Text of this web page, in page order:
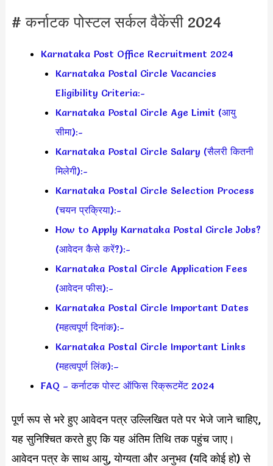
# कर्नाटक पोस्टल सर्कल वैकेंसी 2024
Karnataka Post Office Recruitment 2024
Karnataka Postal Circle Vacancies
Eligibility Criteria:-
Karnataka Postal Circle Age Limit (आयु
सीमा):-
Karnataka Postal Circle Salary (सैलरी कितनी
मिलेगी):-
Karnataka Postal Circle Selection Process
(चयन प्रक्रिया):-
How to Apply Karnataka Postal Circle Jobs?
(आवेदन कैसे करें?):-
Karnataka Postal Circle Application Fees
(आवेदन फीस):-
Karnataka Postal Circle Important Dates
(महत्वपूर्ण दिनांक):-
Karnataka Postal Circle Important Links
(महत्वपूर्ण लिंक):–
FAQ – कर्नाटक पोस्ट ऑफिस रिक्रूटमेंट 2024
पूर्ण रूप से भरे हुए आवेदन पत्र उल्लिखित पते पर भेजे जाने चाहिए,
यह सुनिश्चित करते हुए कि यह अंतिम तिथि तक पहुंच जाए।
आवेदन पत्र के साथ आयु, योग्यता और अनुभव (यदि कोई हो) से